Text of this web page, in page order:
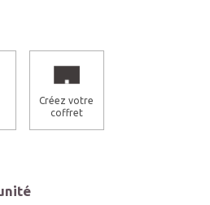
Créez votre
coffret